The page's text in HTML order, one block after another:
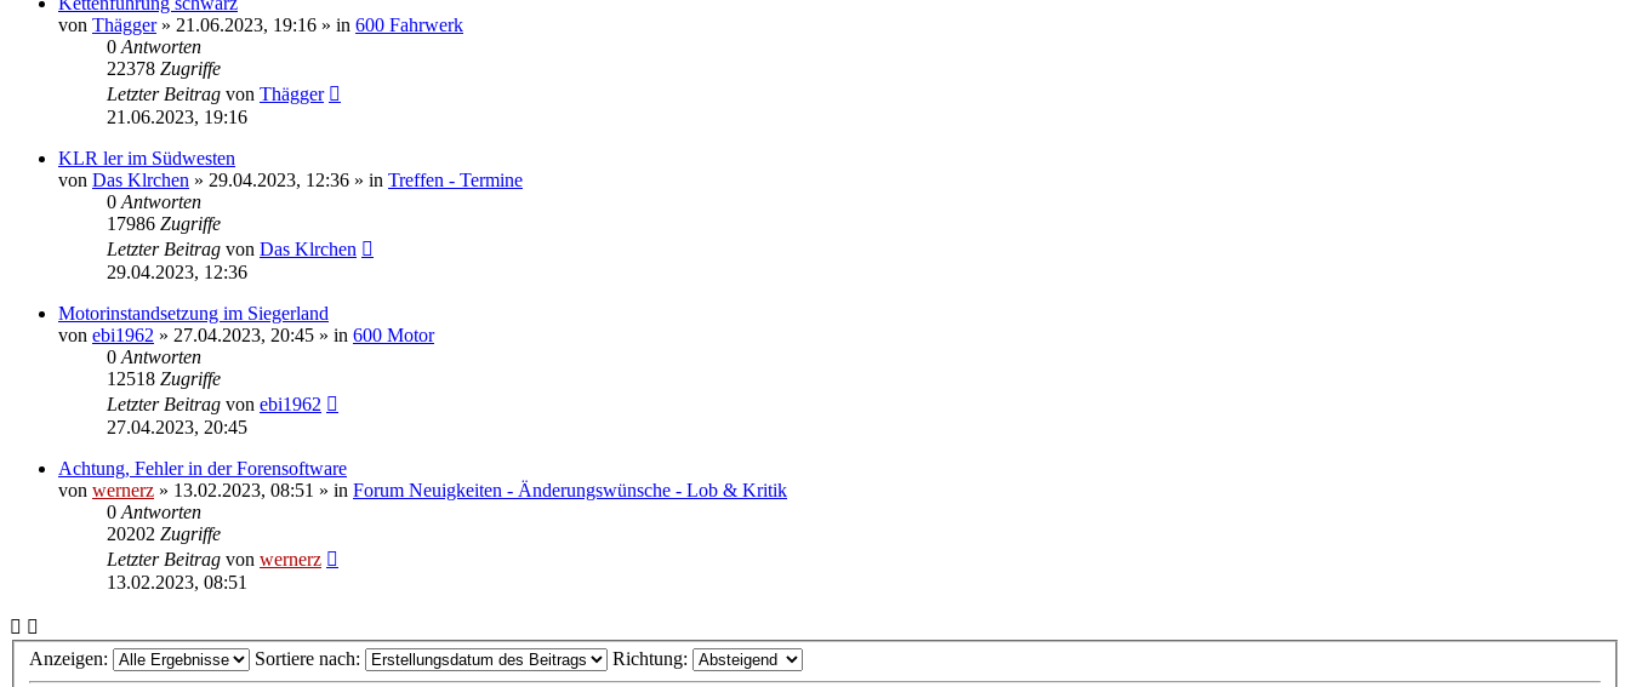
von Thägger» 21.06.2023, 19:16 » in 600 Fahrwerk
0 Antworten
22378 Zugriffe
Letzter Beitrag von Thägger
21.06.2023, 19:16
KLR ler im Südwesten
von Das Klrchen » 29.04.2023, 12:36 » in Treffen - Termine
0 Antworten
17986 Zugriffe
Letzter Beitrag von Das Klrchen
29.04.2023, 12:36
Motorinstandsetzung im Siegerland
von ebi1962 » 27.04.2023, 20:45 » in 600 Motor
0 Antworten
12518 Zugriffe
Letzter Beitrag von ebi1962
27.04.2023, 20:45
Achtung, Fehler in der Forensoftware
von wernerz » 13.02.2023, 08:51 » in Forum Neuigkeiten - Änderungswünsche - Lob & Kritik
0 Antworten
20202 Zugriffe
Letzter Beitrag von wernerz
13.02.2023, 08:51
Anzeigen: Sortiere nach: Richtung: